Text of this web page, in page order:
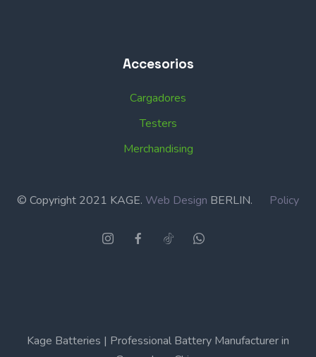
Accesorios
Cargadores
Testers
Merchandising
© Copyright 2021 KAGE. Web Design BERLIN. Policy
Kage Batteries | Professional Battery Manufacturer in